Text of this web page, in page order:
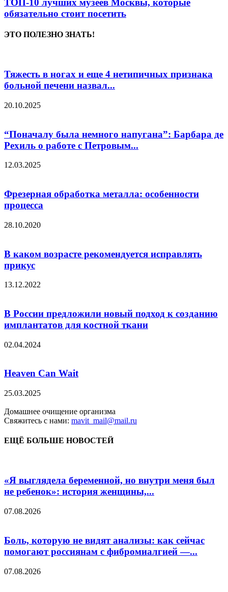
ТОП-10 лучших музеев Москвы, которые
обязательно стоит посетить
ЭТО ПОЛЕЗНО ЗНАТЬ!
Тяжесть в ногах и еще 4 нетипичных признака
больной печени назвал...
20.10.2025
“Поначалу была немного напугана”: Барбара де
Рехиль о работе с Петровым...
12.03.2025
Фрезерная обработка металла: особенности
процесса
28.10.2020
В каком возрасте рекомендуется исправлять
прикус
13.12.2022
В России предложили новый подход к созданию
имплантатов для костной ткани
02.04.2024
Heaven Can Wait
25.03.2025
Домашнее очищение организма
Свяжитесь с нами: mavit_mail@mail.ru
ЕЩЁ БОЛЬШЕ НОВОСТЕЙ
«Я выглядела беременной, но внутри меня был
не ребенок»: история женщины,...
07.08.2026
Боль, которую не видят анализы: как сейчас
помогают россиянам с фибромиалгией —...
07.08.2026